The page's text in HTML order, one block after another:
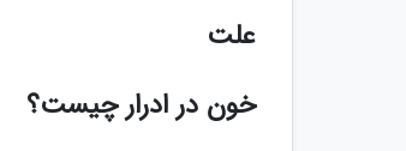
علت
خون در ادرار چیست؟